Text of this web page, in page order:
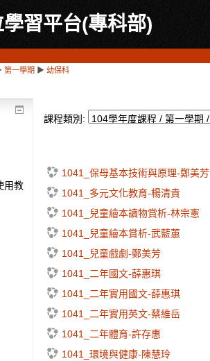
習平台(專科部)
第一學期 ▶ 幼保科
課程類別:
1041_保母基本技術與原理-鄭美芳
1041_多元文化教育-楊清貴
1041_兒童繪本讀物賞析-林宗憲
1041_兒童繪本賞析-武藍蕙
1041_兒童戲劇-鄭美芳
1041_二年國文-薛惠琪
1041_二年實用國文-薛惠琪
1041_二年實用英文-蔡維岳
1041_二年體育-許存惠
1041_環境與健康-陳慧玲
用教